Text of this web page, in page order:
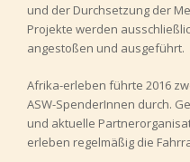
und der Durchsetzung der
Projekte werden
angestoßen und ausgeführt.
Afrika-erleben führte 2016
ASW-SpenderInnen durch.
und aktuelle
erleben regelmäßig die